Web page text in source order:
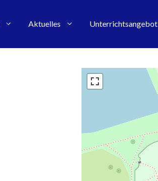
Aktuelles Unterrichtsangebot